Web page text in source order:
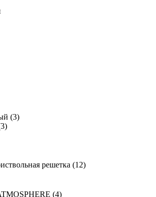
(3)
3)
решетка (12)
(4)